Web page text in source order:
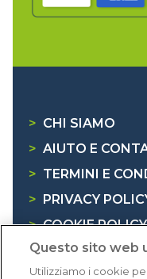
> CHI SIAMO
> AIUTO E
> TERMINI E
>
PRIVACY
> COOKIE POLICY
> INFORMATIVA
Questo sito web
Utilizziamo i cookie